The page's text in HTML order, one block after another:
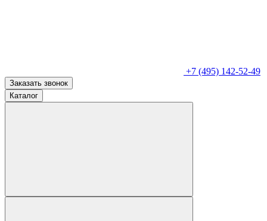
+7 (495) 142-52-49
Заказать звонок
Каталог